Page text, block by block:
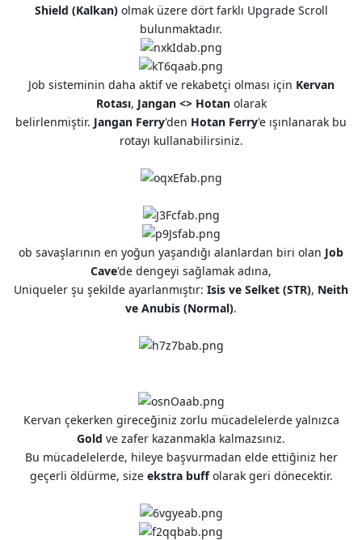
Shield (Kalkan)olmak üzere dört farklı Upgrade Scroll
bulunmaktadır.
Job sisteminin daha aktif ve rekabetçi olması için Kervan
Rotası, Jangan <> Hotanolarak
belirlenmiştir. Jangan Ferry'den Hotan Ferry'e ışınlanarak bu
rotayı kullanabilirsiniz.
ob savaşlarının en yoğun yaşandığı alanlardan biri olan Job
Cave'de dengeyi sağlamak adına,
Uniqueler şu şekilde ayarlanmıştır: Isis ve Selket (STR), Neith
ve Anubis (Normal).
Kervan çekerken gireceğiniz zorlu mücadelelerde yalnızca
Gold ve zafer kazanmakla kalmazsınız.
Bu mücadelelerde, hileye başvurmadan elde ettiğiniz her
geçerli öldürme, size ekstra buffolarak geri dönecektir.